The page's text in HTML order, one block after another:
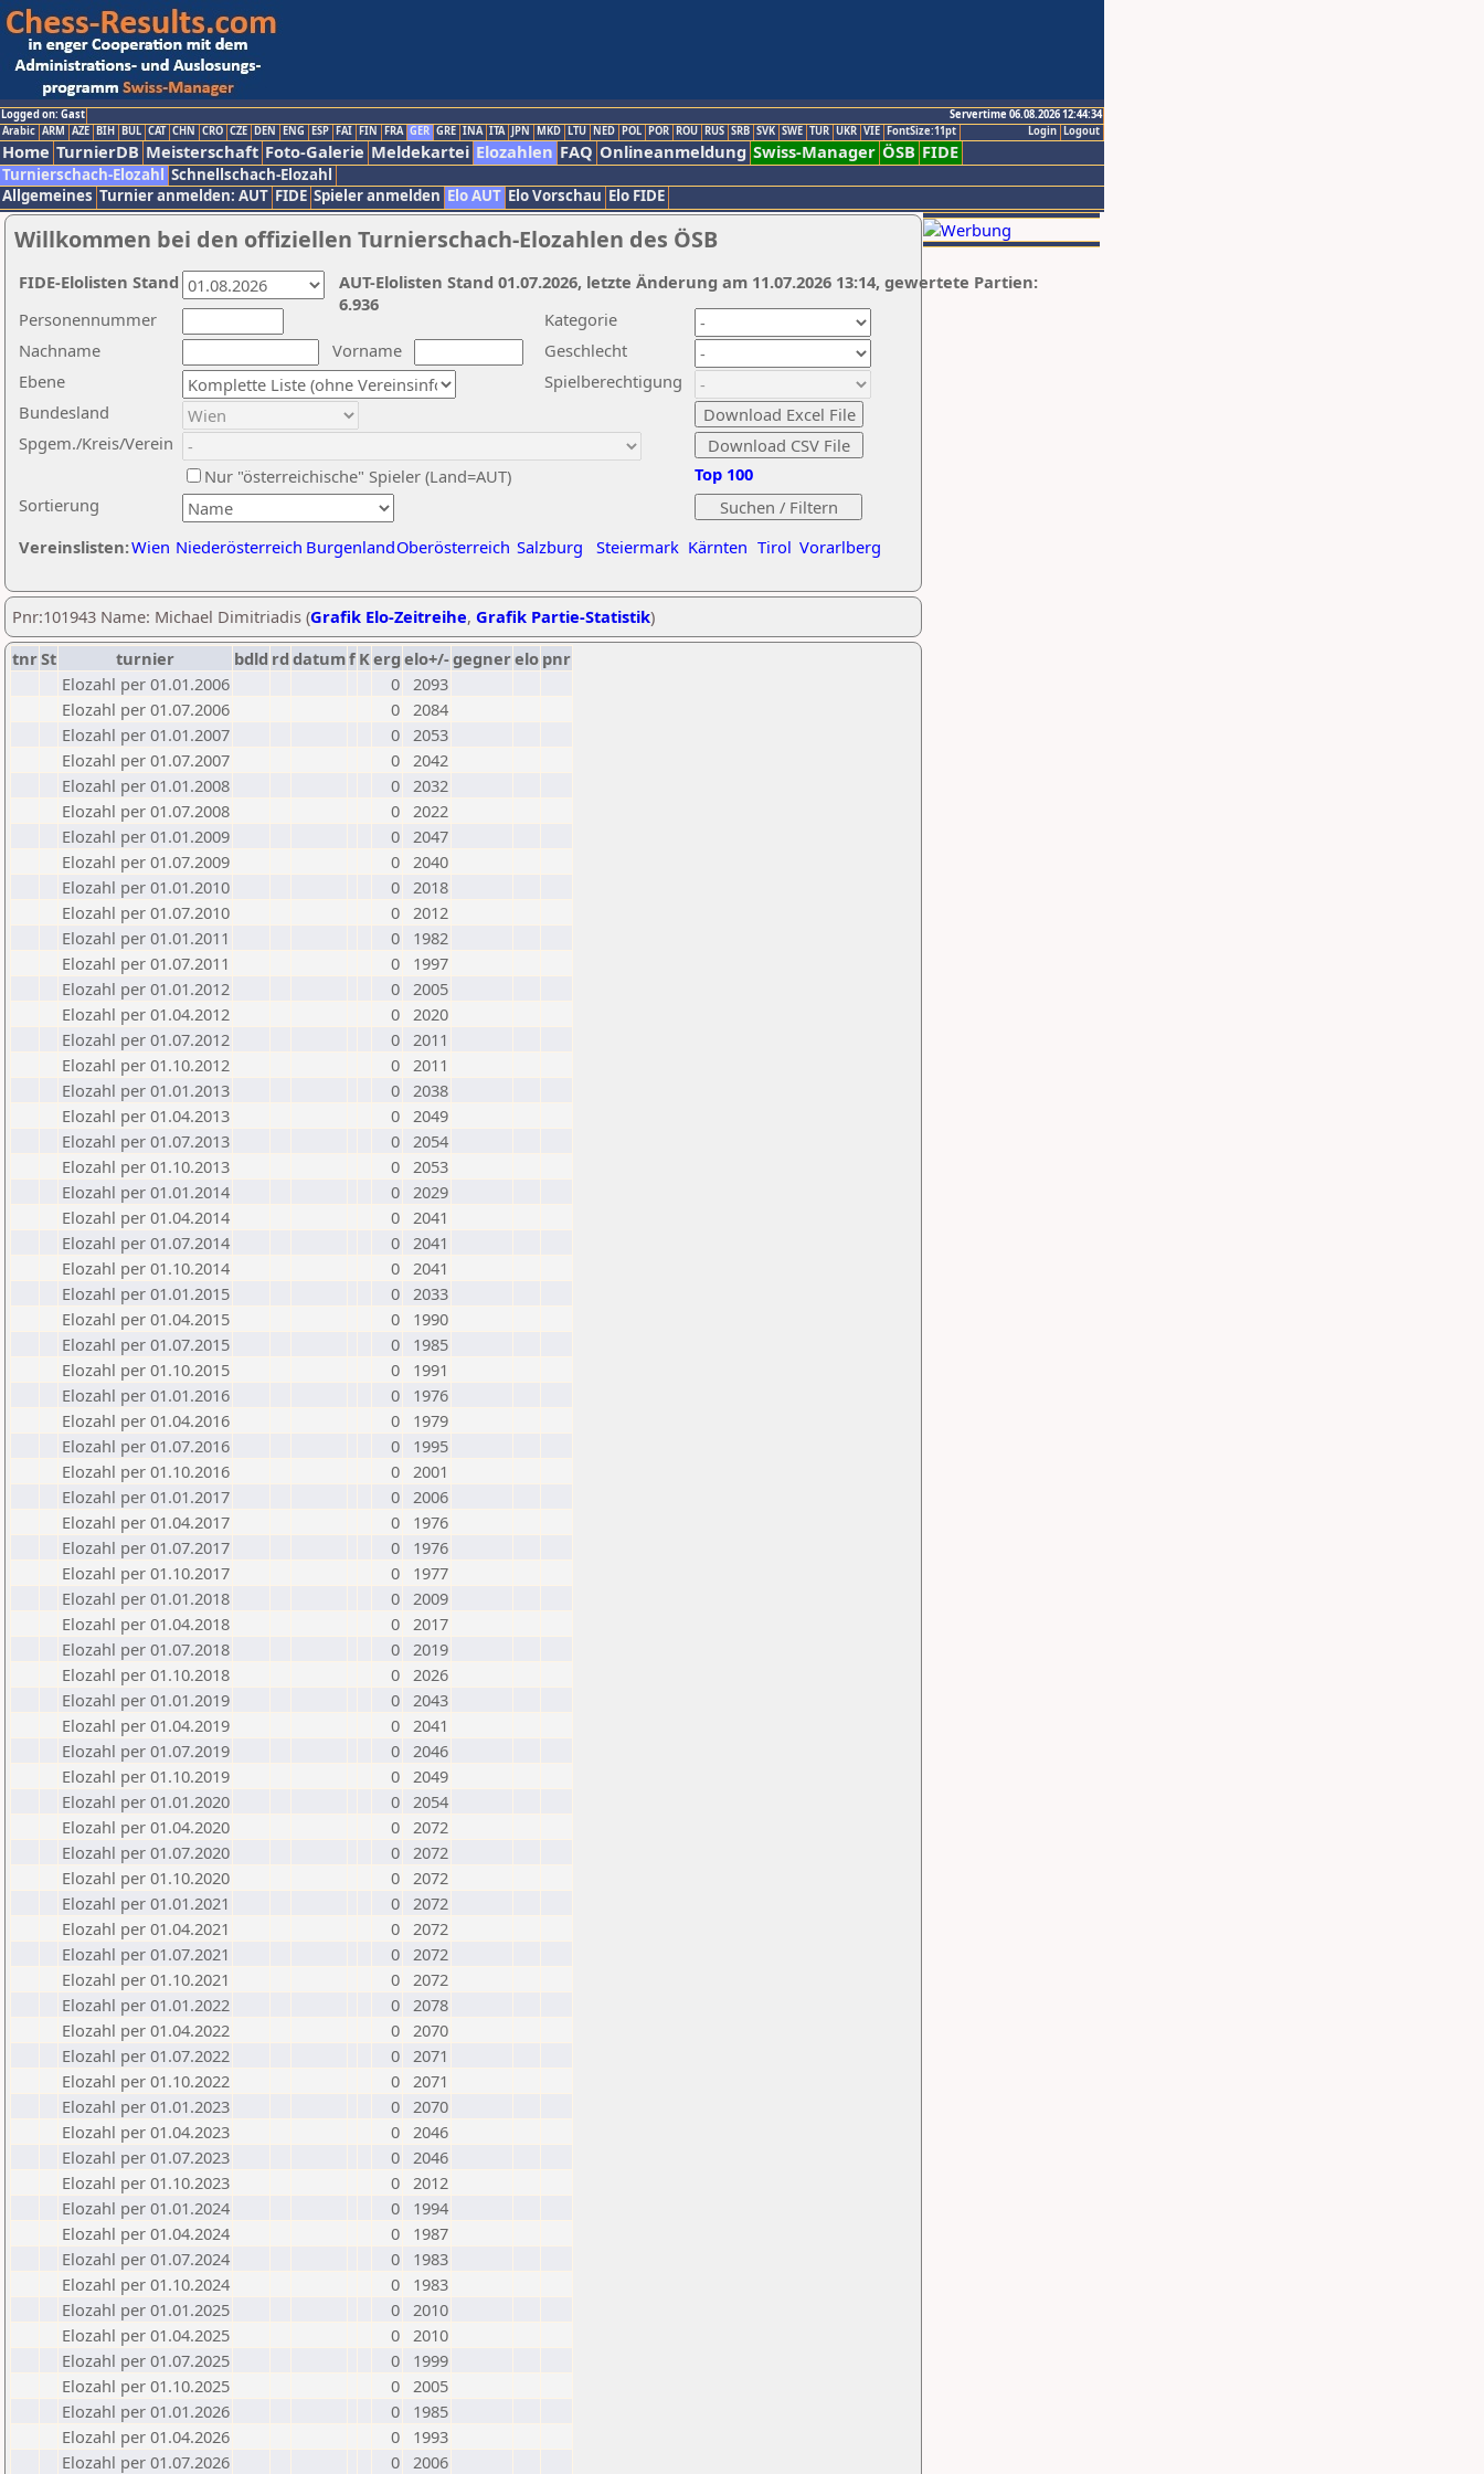
Logged on: Gast
Servertime 06.08.2026 12:44:34
Logout
Login
Arabic ARM AZE BIH BUL CAT CHN CRO CZE DEN ENG ESP FAI FIN FRA GER GRE INA ITA JPN MKD LTU NED POL POR ROU RUS SRB SVK SWE TUR UKR VIE FontSize:11pt
Home TurnierDB Meisterschaft Foto-Galerie Meldekartei Elozahlen FAQ Onlineanmeldung Swiss-Manager ÖSB FIDE
Turnierschach-Elozahl Schnellschach-Elozahl
Allgemeines Turnier anmelden: AUT FIDE Spieler anmelden Elo AUT Elo Vorschau Elo FIDE
Willkommen bei den offiziellen Turnierschach-Elozahlen des ÖSB
Nachname
Vorname
Ebene
Kategorie
Sortierung
Personennummer
Bundesland
Spgem./Kreis/Verein
Geschlecht
Nur "österreichische" Spieler (Land=AUT)
Spielberechtigung
Vereinslisten:Wien Niederösterreich BurgenlandOberösterreich Salzburg Steiermark Kärnten Tirol Vorarlberg
Top 100
AUT-Elolisten Stand 01.07.2026, letzte Änderung am 11.07.2026 13:14, gewertete Partien:
6.936
FIDE-Elolisten Stand
Pnr:101943 Name: Michael Dimitriadis (Grafik Elo-Zeitreihe, Grafik Partie-Statistik)
tnrSt turnier bdld rd datumf Kerg elo+/-gegnerelo pnr
Elozahl per 01.01.2006
0 2093
Elozahl per 01.07.2006
0 2084
Elozahl per 01.01.2007
0 2053
Elozahl per 01.07.2007
0 2042
Elozahl per 01.01.2008
0 2032
Elozahl per 01.07.2008
0 2022
Elozahl per 01.01.2009
0 2047
Elozahl per 01.07.2009
0 2040
Elozahl per 01.01.2010
0 2018
Elozahl per 01.07.2010
0 2012
Elozahl per 01.01.2011
0
1982
Elozahl per 01.07.2011
0
1997
Elozahl per 01.01.2012
0 2005
Elozahl per 01.04.2012
0 2020
Elozahl per 01.07.2012
0 2011
Elozahl per 01.10.2012
0 2011
Elozahl per 01.01.2013
0 2038
Elozahl per 01.04.2013
0 2049
Elozahl per 01.07.2013
0 2054
Elozahl per 01.10.2013
0 2053
Elozahl per 01.01.2014
0 2029
Elozahl per 01.04.2014
0 2041
Elozahl per 01.07.2014
0 2041
Elozahl per 01.10.2014
0 2041
Elozahl per 01.01.2015
0 2033
Elozahl per 01.04.2015
0
1990
Elozahl per 01.07.2015
0
1985
Elozahl per 01.10.2015
0
1991
Elozahl per 01.01.2016
0
1976
Elozahl per 01.04.2016
0
1979
Elozahl per 01.07.2016
0
1995
Elozahl per 01.10.2016
0 2001
Elozahl per 01.01.2017
0 2006
Elozahl per 01.04.2017
0
1976
Elozahl per 01.07.2017
0
1976
Elozahl per 01.10.2017
0
1977
Elozahl per 01.01.2018
0 2009
Elozahl per 01.04.2018
0 2017
Elozahl per 01.07.2018
0 2019
Elozahl per 01.10.2018
0 2026
Elozahl per 01.01.2019
0 2043
Elozahl per 01.04.2019
0 2041
Elozahl per 01.07.2019
0 2046
Elozahl per 01.10.2019
0 2049
Elozahl per 01.01.2020
0 2054
Elozahl per 01.04.2020
0 2072
Elozahl per 01.07.2020
0 2072
Elozahl per 01.10.2020
0 2072
Elozahl per 01.01.2021
0 2072
Elozahl per 01.04.2021
0 2072
Elozahl per 01.07.2021
0 2072
Elozahl per 01.10.2021
0 2072
Elozahl per 01.01.2022
0 2078
Elozahl per 01.04.2022
0 2070
Elozahl per 01.07.2022
0 2071
Elozahl per 01.10.2022
0 2071
Elozahl per 01.01.2023
0 2070
Elozahl per 01.04.2023
0 2046
Elozahl per 01.07.2023
0 2046
Elozahl per 01.10.2023
0 2012
Elozahl per 01.01.2024
0
1994
Elozahl per 01.04.2024
0
1987
Elozahl per 01.07.2024
0
1983
Elozahl per 01.10.2024
0
1983
Elozahl per 01.01.2025
0 2010
Elozahl per 01.04.2025
0 2010
Elozahl per 01.07.2025
0
1999
Elozahl per 01.10.2025
0 2005
Elozahl per 01.01.2026
0
1985
Elozahl per 01.04.2026
0
1993
Elozahl per 01.07.2026
0 2006